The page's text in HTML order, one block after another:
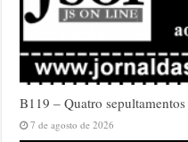
B119 – Quatro
7 de agosto de 2026